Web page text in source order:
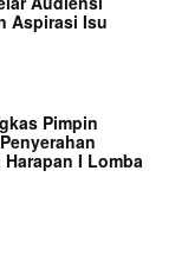
Aspirasi Isu
Pimpin
I Lomba